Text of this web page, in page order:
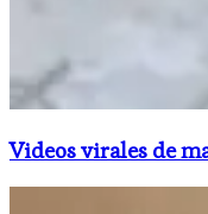
Videos virales de